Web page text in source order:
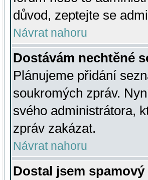
důvod, zeptejte se
Návrat nahoru
Dostávám nechtěné
Plánujeme přidání
soukromých zpráv.
svého administrátora,
zpráv zakázat.
Návrat nahoru
Dostal jsem